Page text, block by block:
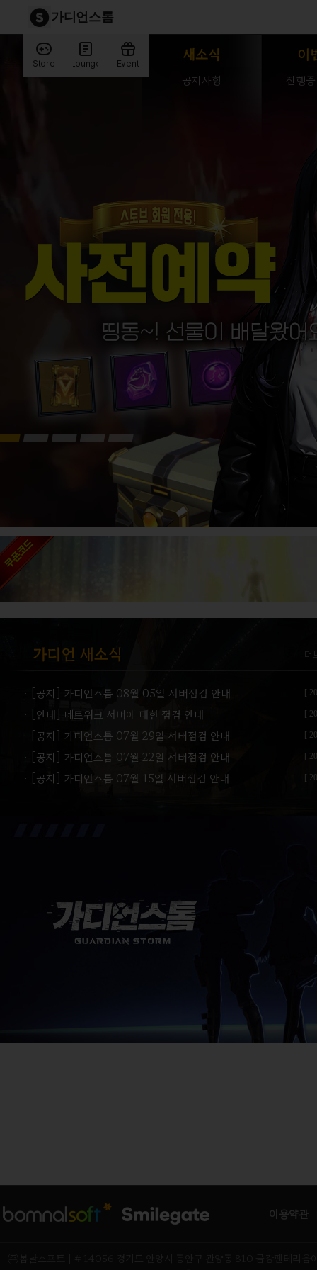
가디언스톰
Store Lounge Event
새소식
공지사항
이
진행
ㆍ[공지] 가디언스톰 08월 05일 서버점검 안내 [
ㆍ[안내] 네트워크 서버에 대한 점검 안내 [
ㆍ[공지] 가디언스톰 07월 29일 서버점검 안내 [
ㆍ[공지] 가디언스톰 07월 22일 서버점검 안내 [
ㆍ[공지] 가디언스톰 07월 15일 서버점검 안내 [
이용약관